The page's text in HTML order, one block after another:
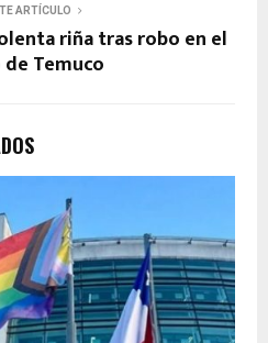
ARTÍCULO
riña tras robo en el
Temuco